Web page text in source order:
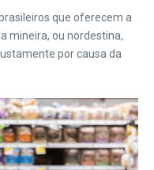
que oferecem a
mineira, ou nordestina,
por causa da